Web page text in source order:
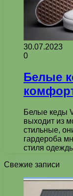
30.07.2023
0
Белые
Белые кеды
выходит из
стильные,
гардероба
стиля
Свежие записи